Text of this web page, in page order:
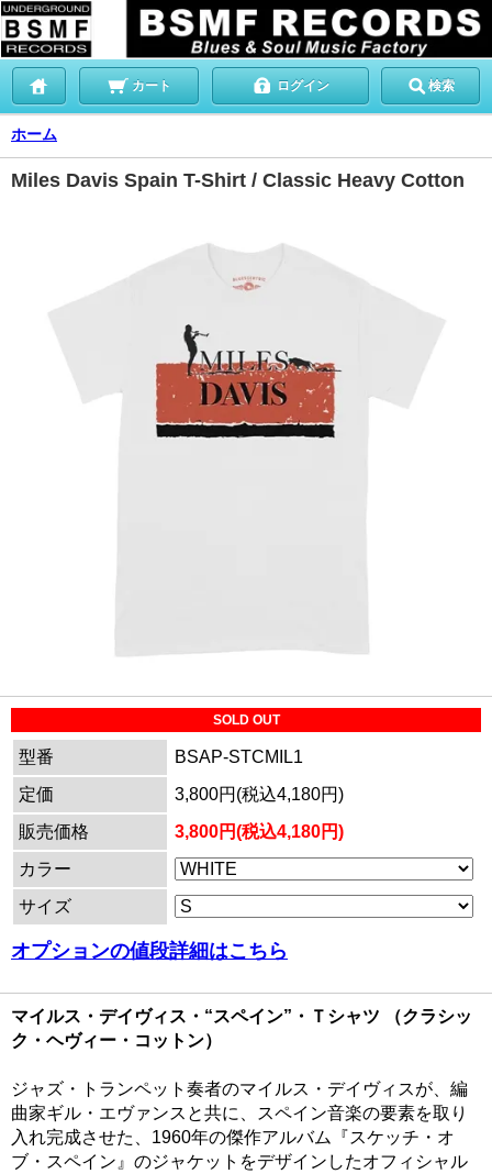
カート ログイン 検索
ホーム
Miles Davis Spain T-Shirt / Classic Heavy Cotton
SOLD OUT
型番
BSAP-STCMIL1
定価
3,800円(税込4,180円)
販売価格
3,800円(税込4,180円)
カラー
サイズ
オプションの値段詳細はこちら
マイルス・デイヴィス・“スペイン”・Ｔシャツ （クラシッ
ク・ヘヴィー・コットン）
ジャズ・トランペット奏者のマイルス・デイヴィスが、編
曲家ギル・エヴァンスと共に、スペイン音楽の要素を取り
入れ完成させた、1960年の傑作アルバム『スケッチ・オ
ブ・スペイン』のジャケットをデザインしたオフィシャル